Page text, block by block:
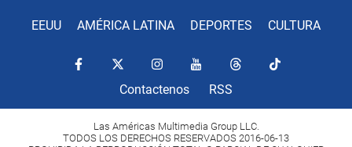
EEUU AMÉRICA LATINA DEPORTES CULTURA
Contactenos RSS
Las Américas Multimedia Group LLC.
TODOS LOS DERECHOS RESERVADOS 2016-06-13